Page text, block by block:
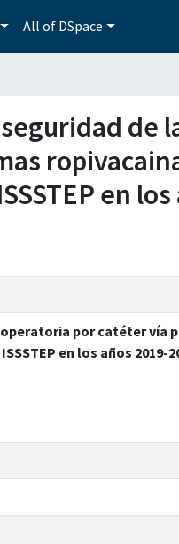
All of DSpace
de
en los
por catéter
en los años 2019-